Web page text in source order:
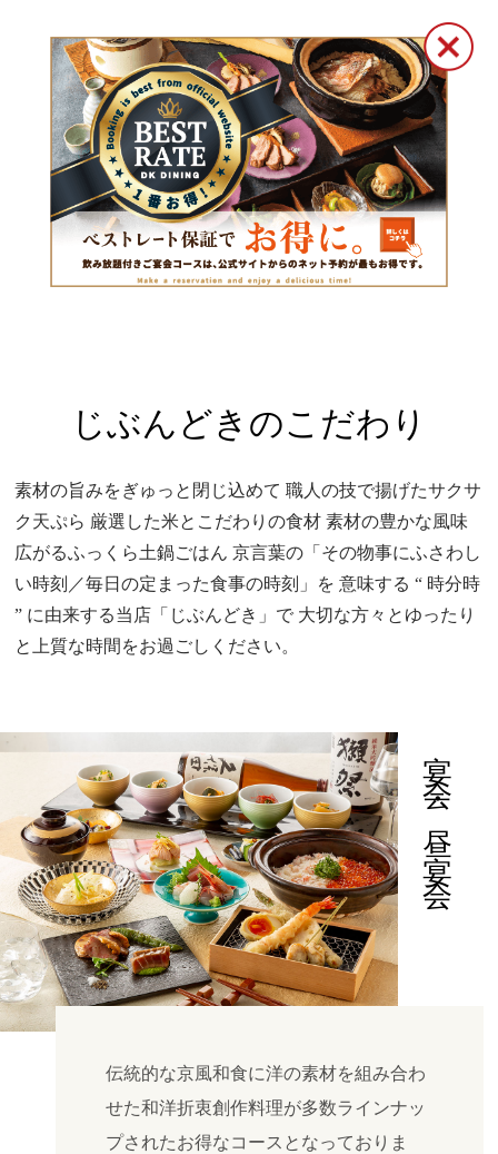
じぶんどきのこだわり
素材の旨みをぎゅっと閉じ込めて 職人の技で揚げたサクサ
ク天ぷら 厳選した米とこだわりの食材 素材の豊かな風味
広がるふっくら土鍋ごはん 京言葉の「その物事にふさわし
い時刻／毎日の定まった食事の時刻」を 意味する “ 時分時
” に由来する当店「じぶんどき」で 大切な方々とゆったり
と上質な時間をお過ごしください。
宴会・昼宴会
伝統的な京風和食に洋の素材を組み合わ
せた和洋折衷創作料理が多数ラインナッ
プされたお得なコースとなっておりま